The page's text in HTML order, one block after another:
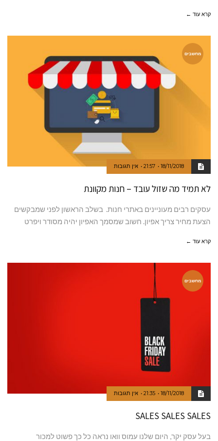
קרא עוד ←
מחשבים
18/11/2018
21:57 אין תגובות
לא תמיד מה שזול עובד – חנות מקוונת
‬הצעת‭ ‬מחיר‭ ‬צריך‭ ‬אפיון‭.‬ חשוב‭ ‬שמסמך‭ ‬האפיון‭ ‬יהיה‭ ‬מסודר‭ ‬ויפרט‭
קרא עוד ←
מחשבים
18/11/2018
21:35 אין תגובות
SALES SALES SALES
בעל עסק יקר, היום שלנו עמוס וואו נראה כל כך פשוט למכור